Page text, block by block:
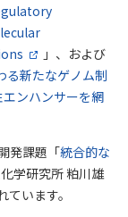
」、および
る新たなゲノム制
ンハンサーを網
発課題「統合的な
学研究所 粕川雄
います。